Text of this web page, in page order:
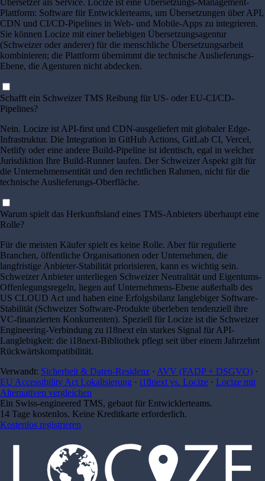
Übersetzer als Service. Locize ist eine Übersetzungs-Management-
Plattform: Software für Entwicklerteams, um Übersetzungen über API,
CDN und CI/CD-Pipelines in Web- und Mobile-Apps zu integrieren.
Sie können Locize mit einer beliebigen Übersetzungsagentur
(Schweizer oder anderer) für die menschliche Übersetzungsarbeit
kombinieren; die Plattform übernimmt die technische Auslieferungs-
Ebene, die Agenturen nicht abdecken.
Schafft ein Schweizer TMS Reibung für US- oder EU-CI/CD-
Pipelines?
Nein. Locize ist API-first und CDN-ausgeliefert mit globaler Edge-
Infrastruktur. Die Integration in GitHub Actions, GitLab CI, Vercel,
Netlify oder eine andere Build-Pipeline ist identisch, egal in welcher
Jurisdiktion Ihre Build-Runner laufen. Der Schweizer Aspekt gilt für
die Unternehmensentität und den rechtlichen Rahmen, nicht für die
technische Auslieferungs-Oberfläche.
Warum spielt das Herkunftsland eines TMS-Anbieters überhaupt eine
Rolle?
Für die meisten Käufer spielt es keine Rolle. Aber für regulierte
Branchen, öffentliche Organisationen oder Unternehmen, die
langfristige Anbieter-Stabilität priorisieren, kann es wichtig sein.
Schweizer Anbieter unterliegen Schweizer Neutralität und Eigentums-
Offenlegungsregeln, liegen auf Unternehmens-Ebene außerhalb des
US CLOUD Act und haben eine Erfolgsbilanz langlebiger Software-
Stabilität (Schweizer Software-Produkte überleben tendenziell ihre
VC-finanzierten Konkurrenten). Speziell für Locize ist die Schweizer
Engineering-Verbindung zu i18next ein starkes Signal für API-
Langlebigkeit: die i18next-Bibliothek pflegt seit über einem Jahrzehnt
Rückwärtskompatibilität.
Verwandt: Sicherheit & Daten-Residenz · AVV (FADP + DSGVO) ·
EU Accessibility Act Lokalisierung · i18next vs. Locize · Locize mit
Alternativen vergleichen
Ein Swiss-engineered TMS, gebaut für Entwicklerteams.
14 Tage kostenlos. Keine Kreditkarte erforderlich.
Kostenlos registrieren